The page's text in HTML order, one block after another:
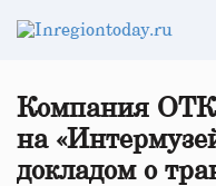
Компания
на
докладом о